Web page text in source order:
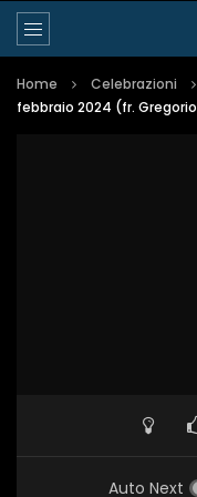
Home Celebrazioni
febbraio 2024 (fr. Gregorio
Auto Next